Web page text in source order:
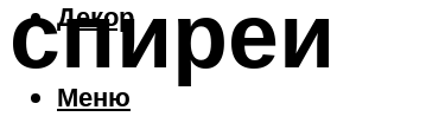
Декор
Меню
спиреи